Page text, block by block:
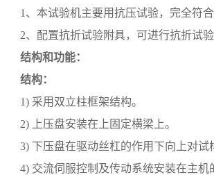
1、本试验机主要用抗压试验，完全符
2、配置抗折试验附具，可进行抗折试验
结构和功能：
结构：
1) 采用双立柱框架结构。
2)
上压盘安装在上固定横梁上。
3) 下压盘在驱动丝杠的作用下向上对试
4) 交流伺服控制及传动系统安装在主机